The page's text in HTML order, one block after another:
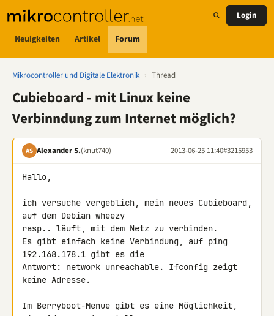
Neuigkeiten Artikel Forum
Login
Mikrocontroller und Digitale Elektronik › Thread
Cubieboard - mit Linux keine
Verbinndung zum Internet möglich?
AS Alexander S.(knut740) 2013-06-25 11:40#3215953
Hallo,
ich versuche vergeblich, mein neues Cubieboard,
auf dem Debian wheezy
rasp.. läuft, mit dem Netz zu verbinden.
Es gibt einfach keine Verbindung, auf ping
192.168.178.1 gibt es die
Antwort: network unreachable. Ifconfig zeigt
keine Adresse.
Im Berryboot-Menue gibt es eine Möglichkeit,